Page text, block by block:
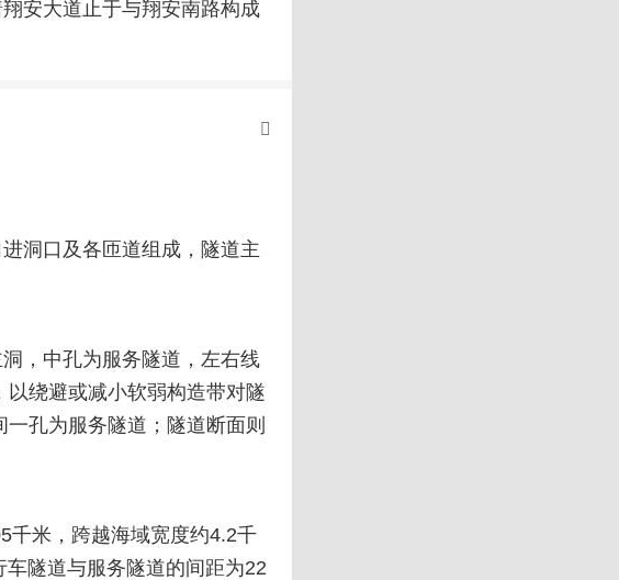
安大道止于与翔安南路构成
洞口及各匝道组成，隧道主
，中孔为服务隧道，左右线
绕避或减小软弱构造带对隧
孔为服务隧道；隧道断面则
千米，跨越海域宽度约4.2千
隧道与服务隧道的间距为22